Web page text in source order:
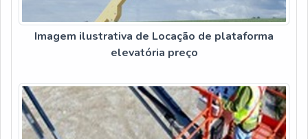
Imagem ilustrativa de Locação de plataforma
elevatória preço